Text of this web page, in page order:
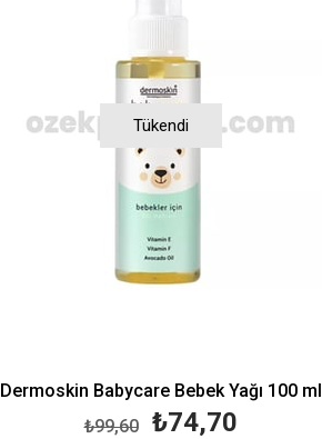
Tükendi
Dermoskin Babycare Bebek Yağı 100 ml
₺74,70
₺99,60